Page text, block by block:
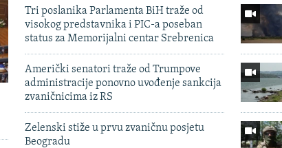
Tri poslanika Parlamenta BiH traže od
visokog predstavnika i PIC-a poseban
status za Memorijalni centar Srebrenica
Američki senatori traže od Trumpove
administracije ponovno uvođenje sankcija
zvaničnicima iz RS
Zelenski stiže u prvu zvaničnu posjetu
Beogradu